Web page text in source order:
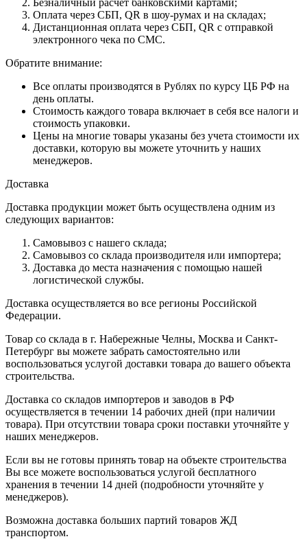
Оплата через СБП, QR в шоу-румах и на складах;
Дистанционная оплата через СБП, QR с отправкой
электронного чека по СМС.
Обратите внимание:
Все оплаты производятся в Рублях по курсу ЦБ РФ на
день оплаты.
Стоимость каждого товара включает в себя все налоги и
стоимость упаковки.
Цены на многие товары указаны без учета стоимости их
доставки, которую вы можете уточнить у наших
менеджеров.
Доставка
Доставка продукции может быть осуществлена одним из
следующих вариантов:
Самовывоз с нашего склада;
Самовывоз со склада производителя или импортера;
Доставка до места назначения с помощью нашей
логистической службы.
Доставка осуществляется во все регионы Российской
Федерации.
Товар со склада в г. Набережные Челны, Москва и Санкт-
Петербург вы можете забрать самостоятельно или
воспользоваться услугой доставки товара до вашего объекта
строительства.
Доставка со складов импортеров и заводов в РФ
осуществляется в течении 14 рабочих дней (при наличии
товара). При отсутствии товара сроки поставки уточняйте у
наших менеджеров.
Если вы не готовы принять товар на объекте строительства
Вы все можете воспользоваться услугой бесплатного
хранения в течении 14 дней (подробности уточняйте у
менеджеров).
Возможна доставка больших партий товаров ЖД
транспортом.